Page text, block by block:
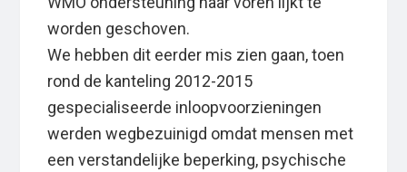
worden geschoven.
We hebben dit eerder mis zien gaan, toen
rond de kanteling 2012-2015
gespecialiseerde inloopvoorzieningen
werden wegbezuinigd omdat mensen met
een verstandelijke beperking, psychische